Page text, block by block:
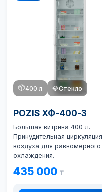
📦400 л 💎Стекло
POZIS ХФ-400-3
Большая витрина 400 л.
Принудительная циркуляция
воздуха для равномерного
охлаждения.
435 000 ₸